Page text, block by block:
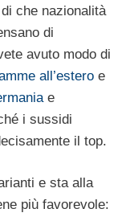
che nazionalità
di
avuto modo di
all’estero e
e
i sussidi
il top.
e sta alla
più favorevole: